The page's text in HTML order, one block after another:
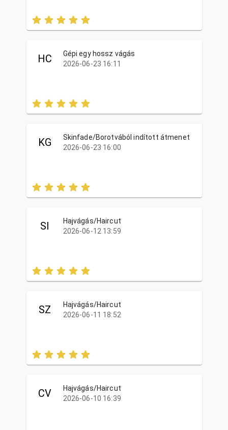
HC
Gépi egy hossz vágás
2026-06-23 16:11
KG
Skinfade/Borotvából indított átmenet
2026-06-23 16:00
SI
Hajvágás/Haircut
2026-06-12 13:59
SZ
Hajvágás/Haircut
2026-06-11 18:52
CV
Hajvágás/Haircut
2026-06-10 16:39